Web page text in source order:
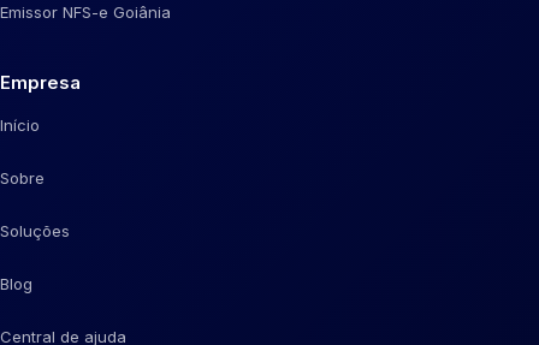
Emissor NFS-e Goiânia
Empresa
Início
Sobre
Soluções
Blog
Central de ajuda